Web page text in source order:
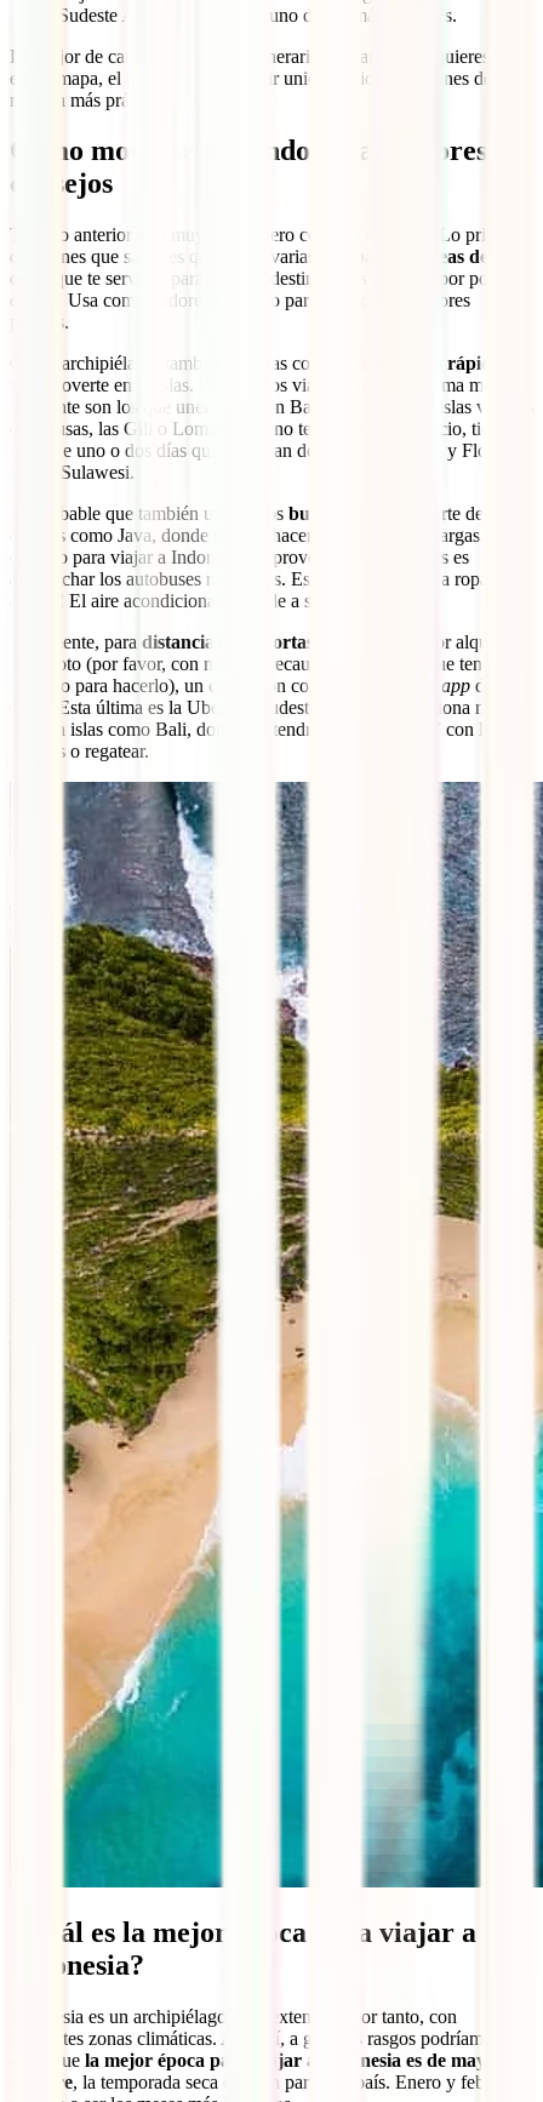
Sudeste Asiático y también uno de los más vírgenes.
Lo mejor de cara a planificar el itinerario es marcar qué quieres ver
en un mapa, el punto de partida e ir uniendo dichos rincones de la
manera más práctica posible.
Cómo moverse por Indonesia, mejores
consejos
Todo lo anterior está muy bien, ¿pero cómo lo conecto? Lo primero
que tienes que saber es que tienes varias
compañías aéreas de bajo
coste
que te servirán para unir los destinos más alejados por poco
dinero. Usa comparadores de vuelo para dar con los mejores
precios.
Como archipiélago, también cuentas con
ferris o barcos rápidos
para moverte entre islas. Los que los viajeros usan de forma más
frecuente son los que unen Java con Bali o Bali con sus islas vecinas
(las Nusas, las Gili o Lombok). Si no te importa ir despacio, tienes
ferris de uno o dos días que conectan destinos como Bali y Flores o
Bali y Sulawesi.
Es probable que también utilices los buses
para desplazarte dentro
de islas como Java, donde puedes hacer distancias muy largas. Un
consejo para viajar a Indonesia y aprovechar bien tus días es
aprovechar los autobuses nocturnos. Eso sí, ¡no olvides la ropa de
abrigo! El aire acondicionado tiende a ser matador.
Finalmente, para distancias más cortas
, puedes optar por alquilar
una moto (por favor, con mucha precaución y siempre que tengas el
permiso para hacerlo), un coche con conductor o usar la app de
Grab. Esta última es la Uber del Sudeste Asiático y funciona muy
bien en islas como Bali, donde no tendrás que “pelearte” con los
taxistas o regatear.
¿Cuál es la mejor época para viajar a
Indonesia?
Indonesia es un archipiélago muy extenso y, por tanto, con
diferentes zonas climáticas. Aun así, a grandes rasgos podríamos
decir que la mejor época para viajar a Indonesia es de mayo a
octubre, la temporada seca en gran parte del país. Enero y febrero